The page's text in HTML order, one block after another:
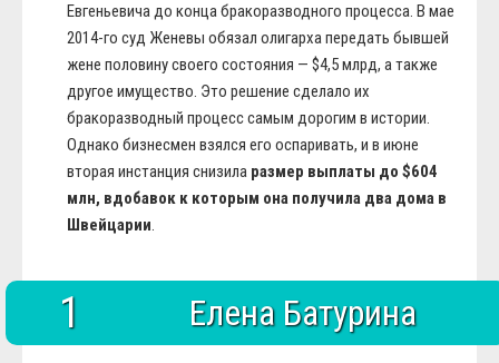
Евгеньевича до конца бракоразводного процесса. В мае
2014-го суд Женевы обязал олигарха передать бывшей
жене половину своего состояния — $4,5 млрд, а также
другое имущество. Это решение сделало их
бракоразводный процесс самым дорогим в истории.
Однако бизнесмен взялся его оспаривать, и в июне
вторая инстанция снизила размер выплаты до $604
млн, вдобавок к которым она получила два дома в
Швейцарии.
1 Елена Батурина